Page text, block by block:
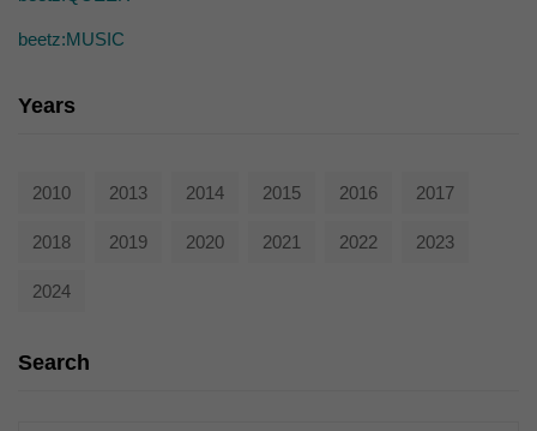
beetz:MUSIC
Years
2010 2013 2014 2015 2016 2017
2018 2019 2020 2021 2022 2023
2024
Search